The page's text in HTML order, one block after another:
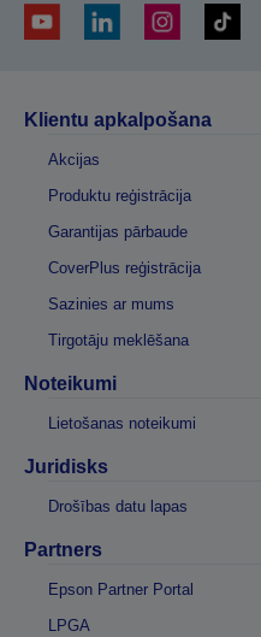
Klientu apkalpošana
Akcijas
Produktu reģistrācija
Garantijas pārbaude
CoverPlus reģistrācija
Sazinies ar mums
Tirgotāju meklēšana
Noteikumi
Lietošanas noteikumi
Juridisks
Drošības datu lapas
Partners
Epson Partner Portal
LPGA